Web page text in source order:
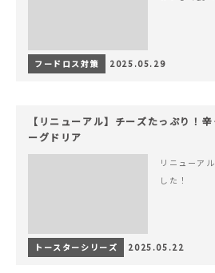
フードロス対策 2025.05.29
【リニューアル】チーズたっぷり！
ーグドリア
リニューア
した！
トースターシリーズ 2025.05.22